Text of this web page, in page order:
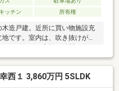
ッチン 所有権
造戸建。近所に買い物施設充
です。室内は、吹き抜けがあ
４．５畳×２に分割可能。将来
合わせてラクラク対応。全居
で収納力バッチリです♪広々バ
すく、ガーデニングやお子さ
西１ 3,860万円 5SLDK